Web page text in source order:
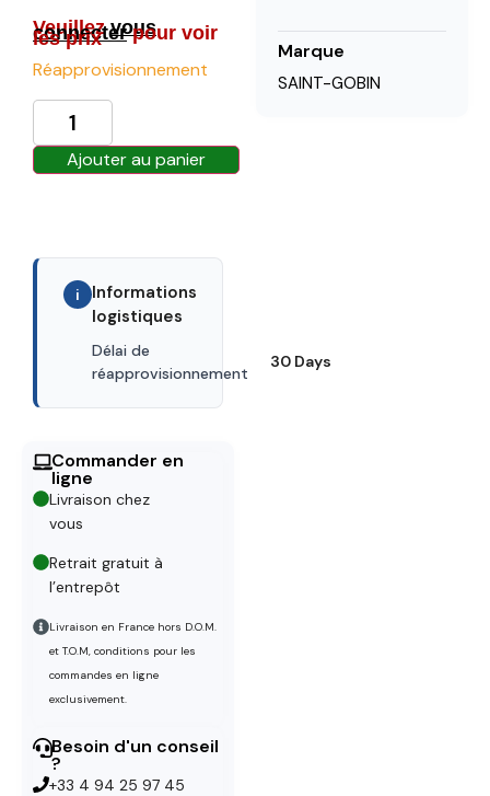
Veuillezvous
connecterpour voir
les prix
Réapprovisionnement
Ajouter au panier
i
Informations
logistiques
Délai de
réapprovisionnement
30 Days
Commander en
ligne
Livraison chez
vous
Retrait gratuit à
l’entrepôt
Livraison en France hors D.O.M.
et T.O.M, conditions pour les
commandes en ligne
exclusivement.
Besoin d'un conseil
?
+33 4 94 25 97 45
Marque
SAINT-GOBIN